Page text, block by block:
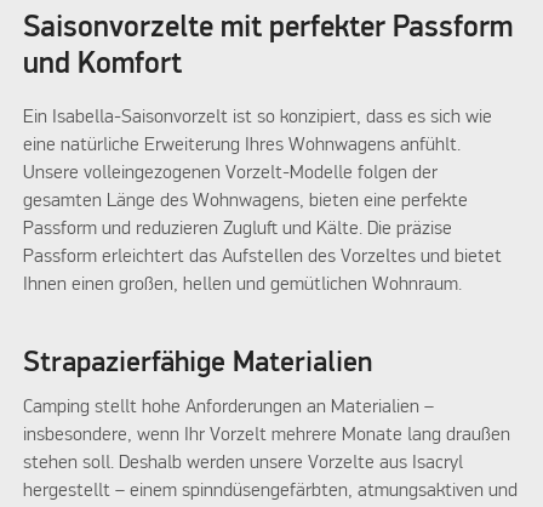
Saisonvorzelte mit perfekter Passform
und Komfort
Ein Isabella-Saisonvorzelt ist so konzipiert, dass es sich wie
eine natürliche Erweiterung Ihres Wohnwagens anfühlt.
Unsere volleingezogenen Vorzelt-Modelle folgen der
gesamten Länge des Wohnwagens, bieten eine perfekte
Passform und reduzieren Zugluft und Kälte. Die präzise
Passform erleichtert das Aufstellen des Vorzeltes und bietet
Ihnen einen großen, hellen und gemütlichen Wohnraum.
Strapazierfähige Materialien
Camping stellt hohe Anforderungen an Materialien –
insbesondere, wenn Ihr Vorzelt mehrere Monate lang draußen
stehen soll. Deshalb werden unsere Vorzelte aus Isacryl
hergestellt – einem spinndüsengefärbten, atmungsaktiven und